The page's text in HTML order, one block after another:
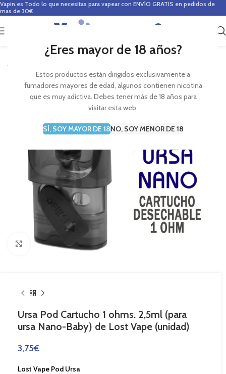
¿Eres mayor de 18 años?
Estos productos están dirigidos exclusivamente a
fumadores mayores de edad, algunos contienen nicotina
que es muy adictiva. Debes tener más de 18 años para
visitar esta web.
SÍ, SOY MAYOR DE 18NO, SOY MENOR DE 18
Vapin.es Todo lo que necesitas para vapear con ENVÍO GRATIS en pedidos de
mas de 30€
0
Haga Click para agrandar
Ursa Pod Cartucho 1 ohms. 2,5ml (para
ursa Nano-Baby) de Lost Vape (unidad)
3,75€
Lost Vape Pod Ursa